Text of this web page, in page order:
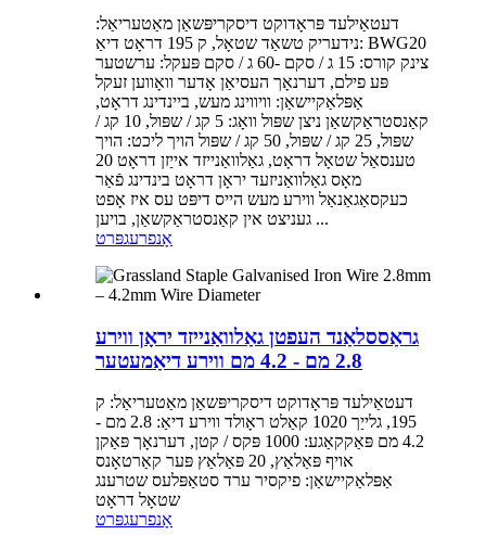
דעטאַילעד פּראָדוקט דיסקריפּשאַן מאַטעריאַל:
נידעריק טשאַד שטאָל, ק 195 דראָט דיאַ: BWG20
צינק קורס: 15 ג / סקם -60 ג / סקם פּעקל: ערשטער
פּע פילם, דערנאָך העסיאַן אָדער וואָווען זעקל
אַפּלאַקיישאַן: וויווינג מעש, ביינדינג דראָט,
קאַנסטראַקשאַן ניצן שפּול וואָג: 5 קג / שפּול, 10 קג /
שפּול, 25 קג / שפּול, 50 קג / שפּול הויך ליכט: הויך
טענסאַל שטאָל דראָט, גאַלוואַנייזד אייַזן דראָט 20
מאָס גאַלוואַניזעד יראָן דראָט בינדינג פֿאַר
כעקסאַגאַנאַל ווירע מעש הייס דיפּט עס איז אָפט
געניצט אין קאַנסטראַקשאַן, בויען ...
אָנפרעגפּרט
גראַססלאַנד העפטן גאַלוואַנייזד יראָן ווירע
2.8 מם - 4.2 מם ווירע דיאַמעטער
דעטאַילעד פּראָדוקט דיסקריפּשאַן מאַטעריאַל: ק
195, גלייַך 1020 קאַלט ראָולד ווירע דיאַ: 2.8 מם -
4.2 מם פּאַקקאַגע: 1000 פּקס / קטן, דערנאָך פּאַקן
אויף פּאַלאַץ, 20 פּאַלאַץ פּער קאַרטאָנס
אַפּלאַקיישאַן: פיקסיר ערד סטאַפּלעס שטרענג
שטאָל דראָט
אָנפרעגפּרט